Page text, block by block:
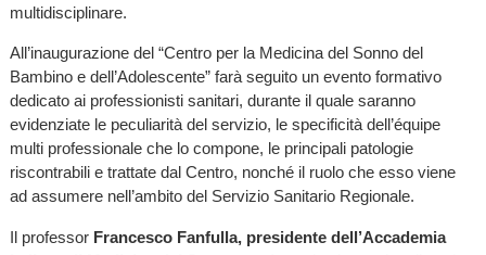
multidisciplinare.
All’inaugurazione del “Centro per la Medicina del Sonno del
Bambino e dell’Adolescente” farà seguito un evento formativo
dedicato ai professionisti sanitari, durante il quale saranno
evidenziate le peculiarità del servizio, le specificità dell’équipe
multi professionale che lo compone, le principali patologie
riscontrabili e trattate dal Centro, nonché il ruolo che esso viene
ad assumere nell’ambito del Servizio Sanitario Regionale.
Il professor Francesco Fanfulla, presidente dell’Accademia